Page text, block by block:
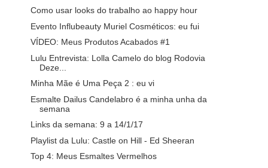
Como usar looks do trabalho ao happy hour
Evento Influbeauty Muriel Cosméticos: eu fui
VÍDEO: Meus Produtos Acabados #1
Lulu Entrevista: Lolla Camelo do blog Rodovia
Deze...
Minha Mãe é Uma Peça 2 : eu vi
Esmalte Dailus Candelabro é a minha unha da
semana
Links da semana: 9 a 14/1/17
Playlist da Lulu: Castle on Hill - Ed Sheeran
Top 4: Meus Esmaltes Vermelhos